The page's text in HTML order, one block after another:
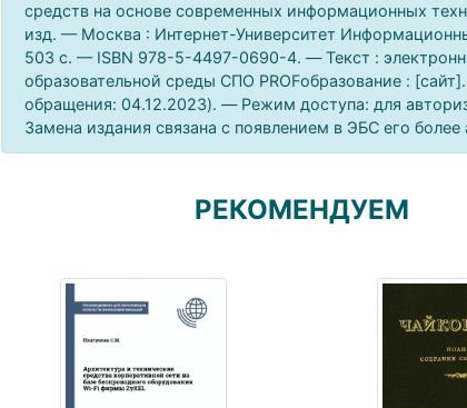
средств на основе современных информационных
изд. — Москва : Интернет-Университет
503 c. — ISBN 978-5-4497-0690-4. — Текст :
образовательной среды СПО PROFобразование :
обращения: 04.12.2023). — Режим доступа: для
Замена издания связана с появлением в ЭБС его более
РЕКОМЕНДУЕМ